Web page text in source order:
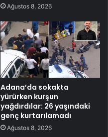
Ağustos 8, 2026
Adana’da sokakta
yürürken kurşun
yağdırdılar: 26 yaşındaki
genç kurtarılamadı
Ağustos 8, 2026